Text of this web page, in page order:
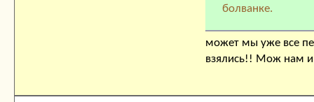
болванке.
может мы уже все
взялись!! Мож нам